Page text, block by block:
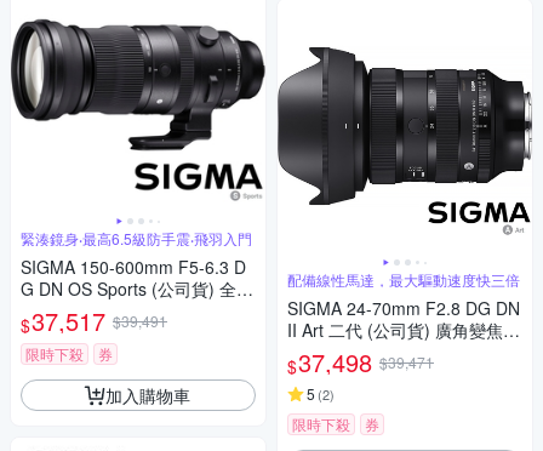
緊湊鏡身‧最高6.5級防手震‧飛羽入門
SIGMA 150-600mm F5-6.3 D
G DN OS Sports (公司貨) 全片
幅微單眼鏡頭 超望遠變焦鏡頭
飛羽攝影 拍鳥
$37,517 $39,491
限時下殺
券
加入購物車
配備線性馬達，最大驅動速度快三倍
SIGMA 24-70mm F2.8 DG DN
II Art 二代 (公司貨) 廣角變焦鏡
頭 全片幅無反微單眼鏡頭 旅遊
鏡 大三元
$37,498 $39,471
5 (2)
限時下殺 券